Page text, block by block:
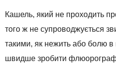
Кашель, який не проходить
того ж не супроводжується
такими, як нежить або болю в
швидше зробити